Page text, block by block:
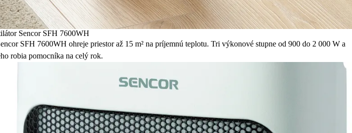
Sencor SFH 7600WH
SFH 7600WH ohreje priestor až 15 m² na príjemnú teplotu. Tri výkonové stupne od 900 do 2 000 W a
robia pomocníka na celý rok.